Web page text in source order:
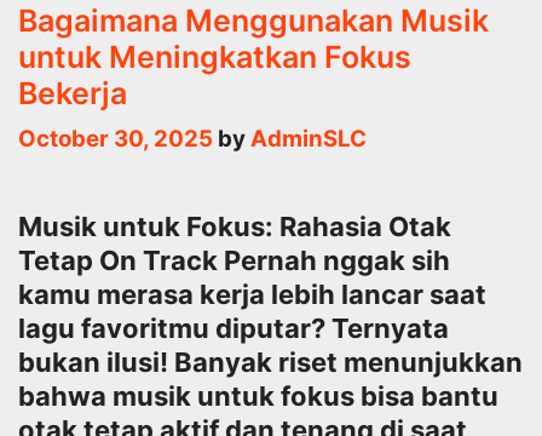
Bagaimana Menggunakan Musik
untuk Meningkatkan Fokus
Bekerja
October 30, 2025 byAdminSLC
Musik untuk Fokus: Rahasia Otak
Tetap On Track Pernah nggak sih
kamu merasa kerja lebih lancar saat
lagu favoritmu diputar? Ternyata
bukan ilusi! Banyak riset menunjukkan
bahwa musik untuk fokus bisa bantu